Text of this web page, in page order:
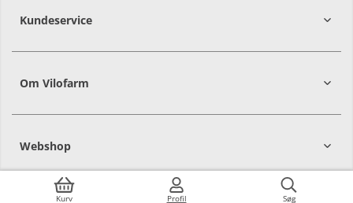
Kurv Profil Søg
Kundeservice
Om Vilofarm
Webshop